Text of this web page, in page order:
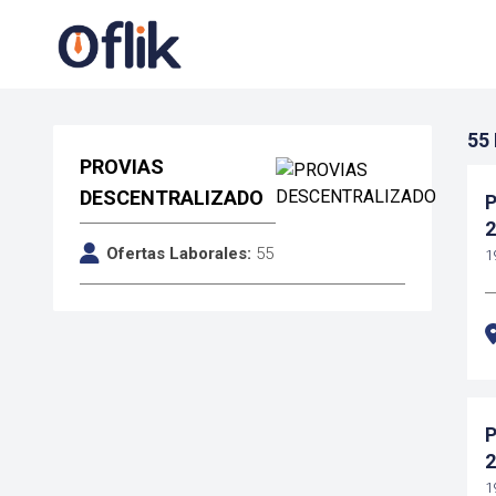
PROVIAS
DESCENTRALIZADO
Ofertas Laborales: 55
55